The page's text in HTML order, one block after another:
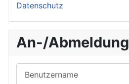
Datenschutz
An-/Abmeldung